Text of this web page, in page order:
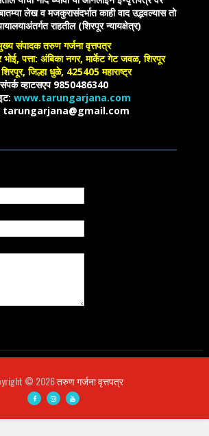
लेख व मजकुरासंदर्भात काही वाद उद्भवल्यास तो
राहतील (शिरपूर न्यायक्षेत्र)
संपादक तरुण गर्जना वृत्तपत्र
भोई, पत्ता: अंबिका नगर, मार्केट गेट जवळ, शिरपूर
जिल्हा धुळे, 425405 महाराष्ट्र
संपर्क व्हाटसएप 9850486340
www.tarungarjana.com
tarungarjana@gmail.com
© 2026तरुण गर्जना वृत्तपत्र